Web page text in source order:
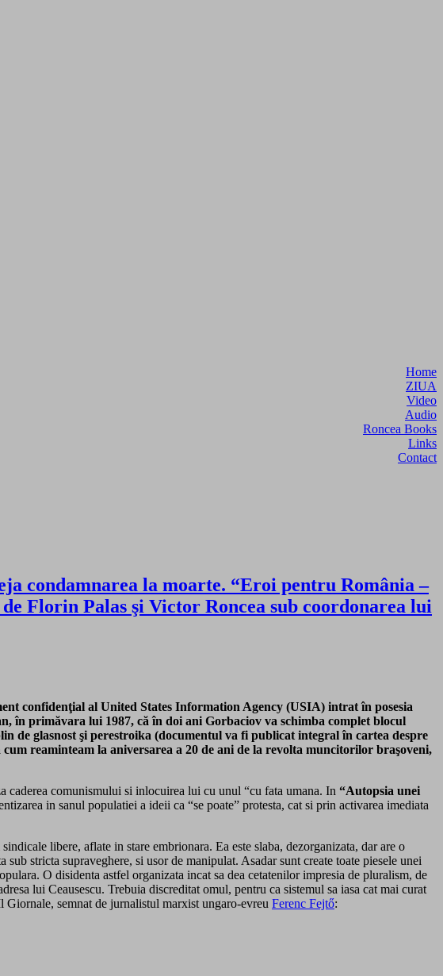
Home
ZIUA
Video
Audio
Roncea Books
Links
Contact
condamnarea la moarte. “Eroi pentru România –
Florin Palas şi Victor Roncea sub coordonarea lui
confidenţial al United States Information Agency (USIA) intrat în posesia
primăvara lui 1987, că în doi ani Gorbaciov va schimba complet blocul
de glasnost şi perestroika (documentul va fi publicat integral în cartea despre
reaminteam la aniversarea a 20 de ani de la revolta muncitorilor braşoveni,
caderea comunismului si inlocuirea lui cu unul “cu fata umana. In “Autopsia unei
in sanul populatiei a ideii ca “se poate” protesta, cat si prin activarea imediata
libere, aflate in stare embrionara. Ea este slaba, dezorganizata, dar are o
stricta supraveghere, si usor de manipulat. Asadar sunt create toate piesele unei
O disidenta astfel organizata incat sa dea cetatenilor impresia de pluralism, de
lui Ceausescu. Trebuia discreditat omul, pentru ca sistemul sa iasa cat mai curat
semnat de jurnalistul marxist ungaro-evreu Ferenc Fejtő: